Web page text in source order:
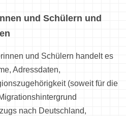
und Schülern und
und Schülern handelt es
Adressdaten,
(soweit für die
nach Deutschland,